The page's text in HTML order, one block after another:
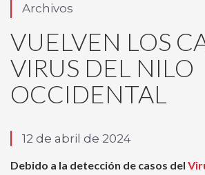
Archivos
VUELVEN LOS
VIRUS DEL NILO
OCCIDENTAL
12 de abril de 2024
Debido a la detección de casos del